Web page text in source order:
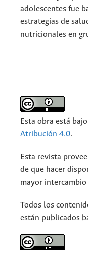
adolescentes fue
estrategias de
nutricionales en
Esta obra está
Atribución 4.0.
Esta revista
de que hacer
mayor
Todos los
están publicados